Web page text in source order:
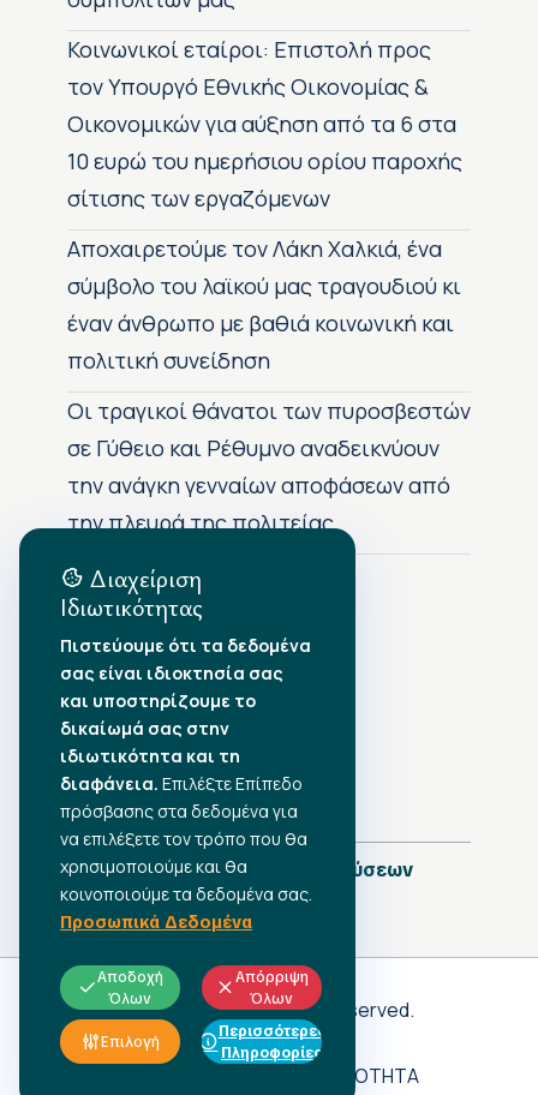
Κοινωνικοί εταίροι: Επιστολή προς
τον Υπουργό Εθνικής Οικονομίας &
Οικονομικών για αύξηση από τα 6 στα
10 ευρώ του ημερήσιου ορίου παροχής
σίτισης των εργαζόμενων
Αποχαιρετούμε τον Λάκη Χαλκιά, ένα
σύμβολο του λαϊκού μας τραγουδιού κι
έναν άνθρωπο με βαθιά κοινωνική και
πολιτική συνείδηση
Οι τραγικοί θάνατοι των πυροσβεστών
σε Γύθειο και Ρέθυμνο αναδεικνύουν
την ανάγκη γενναίων αποφάσεων από
την πλευρά της πολιτείας
Αρχείο Δημοσιεύσεων
•Αύγουστος 2026
•Ιούλιος 2026
•Ιούνιος 2026
•Μάιος 2026
•Απρίλιος 2026
•Μάρτιος 2026
Πλήρες Ημερολόγιο Δημοσιεύσεων
Γ.Σ.Ε.Ε
© 2026 All rights reserved.
ΠΡΟΣΩΠΙΚΑ ΔΕΔΟΜΕΝΑ
ΠΡΟΣΒΑΣΙΜΟΤΗΤΑ
Διαχείριση
Ιδιωτικότητας
Πιστεύουμε ότι τα δεδομένα
σας είναι ιδιοκτησία σας
και υποστηρίζουμε το
δικαίωμά σας στην
ιδιωτικότητα και τη
διαφάνεια. Επιλέξτε Επίπεδο
πρόσβασης στα δεδομένα για
να επιλέξετε τον τρόπο που θα
χρησιμοποιούμε και θα
κοινοποιούμε τα δεδομένα σας.
Προσωπικά Δεδομένα
Αποδοχή
Όλων
Απόρριψη
Όλων
Επιλογή
Περισσότερες
Πληροφορίες